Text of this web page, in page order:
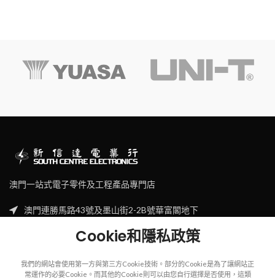
澳門一站式電子零件及工程產品專門店
澳門連勝馬路43號及墨山街2-2B號華富閣地下
Cookie和隱私政策
我們的網站會使用第一方與第三方Cookie技術。部分的Cookie是為了讓網站正
常運作的必要Cookie。而其他的Cookie則可以由您自行選擇是否使用，這類